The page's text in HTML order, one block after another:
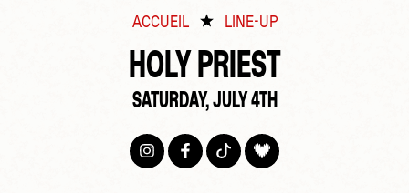
ACCUEIL LINE-UP
HOLY PRIEST
SATURDAY, JULY 4TH